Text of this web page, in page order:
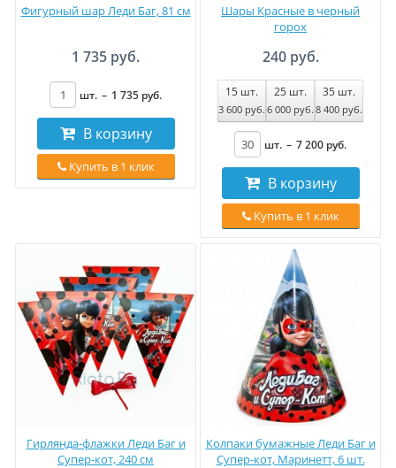
Фигурный шар Леди Баг, 81 см
1 735 руб.
шт. – 1 735 руб.
В корзину
Купить в 1 клик
Шары Красные в черный
горох
240 руб.
15 шт.
3 600 руб.
25 шт.
6 000 руб.
35 шт.
8 400 руб.
шт. – 7 200 руб.
В корзину
Купить в 1 клик
Гирлянда-флажки Леди Баг и
Супер-кот, 240 см
Колпаки бумажные Леди Баг и
Супер-кот, Маринетт, 6 шт.